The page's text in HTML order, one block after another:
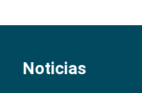
Noticias